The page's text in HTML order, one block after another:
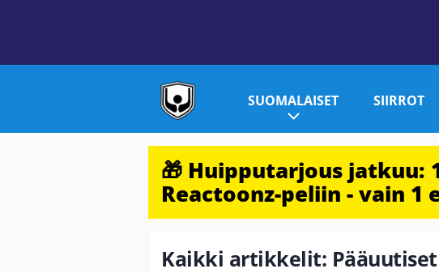
SUOMALAISET SIIRROT
🎁 Huipputarjous jatkuu:
Reactoonz-peliin - vain 1
Kaikki artikkelit: Pääuutiset